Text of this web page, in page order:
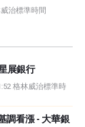
治標準時間
展銀行
格林威治標準時
調看漲 - 大華銀